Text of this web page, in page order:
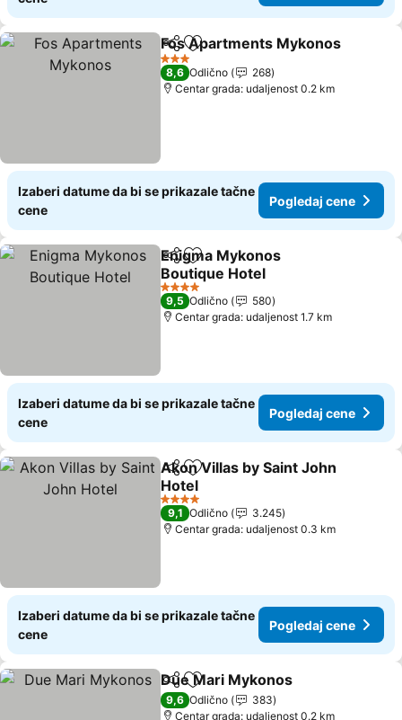
Deli Dodati u favorite
Fos Apartments Mykonos
3 Zvezdice
8,6 Odlično
268
Centar grada: udaljenost 0.2 km
Izaberi datume da bi se prikazale tačne
cene
Pogledaj cene
Deli Dodati u favorite
Enigma Mykonos
Boutique Hotel
4 Zvezdice
9,5 Odlično
580
Centar grada: udaljenost 1.7 km
Izaberi datume da bi se prikazale tačne
cene
Pogledaj cene
Deli Dodati u favorite
Akon Villas by Saint John
Hotel
4 Zvezdice
9,1 Odlično
3.245
Centar grada: udaljenost 0.3 km
Izaberi datume da bi se prikazale tačne
cene
Pogledaj cene
Deli Dodati u favorite
Due Mari Mykonos
9,6 Odlično
383
Centar grada: udaljenost 0.2 km